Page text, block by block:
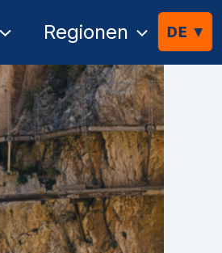
Regionen